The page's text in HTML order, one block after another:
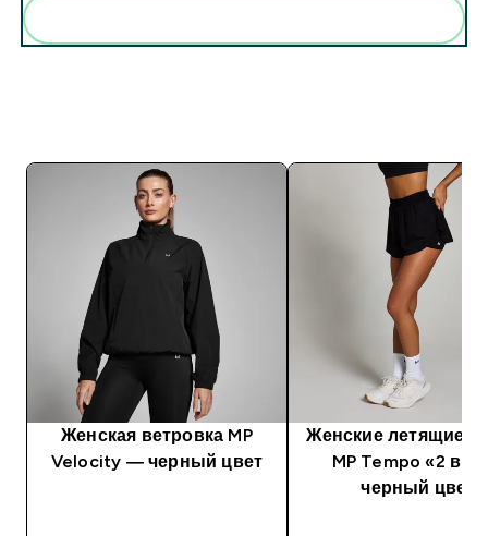
Женская ветровка MP
Velocity — черный цвет
Женские летящие
MP Tempo «2 в
черный цвет